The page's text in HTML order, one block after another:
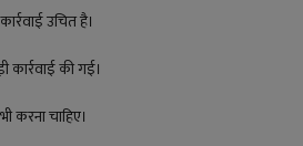
उचित है।
कार्रवाई की गई।
करना चाहिए।